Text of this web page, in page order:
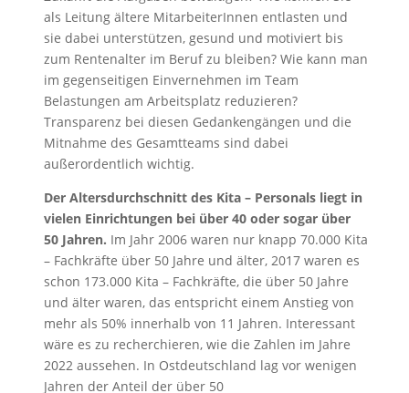
als Leitung ältere MitarbeiterInnen entlasten und
sie dabei unterstützen, gesund und motiviert bis
zum Rentenalter im Beruf zu bleiben? Wie kann man
im gegenseitigen Einvernehmen im Team
Belastungen am Arbeitsplatz reduzieren?
Transparenz bei diesen Gedankengängen und die
Mitnahme des Gesamtteams sind dabei
außerordentlich wichtig.
Der Altersdurchschnitt des Kita – Personals liegt in
vielen Einrichtungen bei über 40 oder sogar über
50 Jahren. Im Jahr 2006 waren nur knapp 70.000 Kita
– Fachkräfte über 50 Jahre und älter, 2017 waren es
schon 173.000 Kita – Fachkräfte, die über 50 Jahre
und älter waren, das entspricht einem Anstieg von
mehr als 50% innerhalb von 11 Jahren. Interessant
wäre es zu recherchieren, wie die Zahlen im Jahre
2022 aussehen. In Ostdeutschland lag vor wenigen
Jahren der Anteil der über 50